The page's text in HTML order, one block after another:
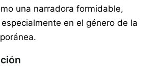
una narradora formidable,
en el género de la